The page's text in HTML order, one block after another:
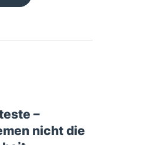
–
nicht die